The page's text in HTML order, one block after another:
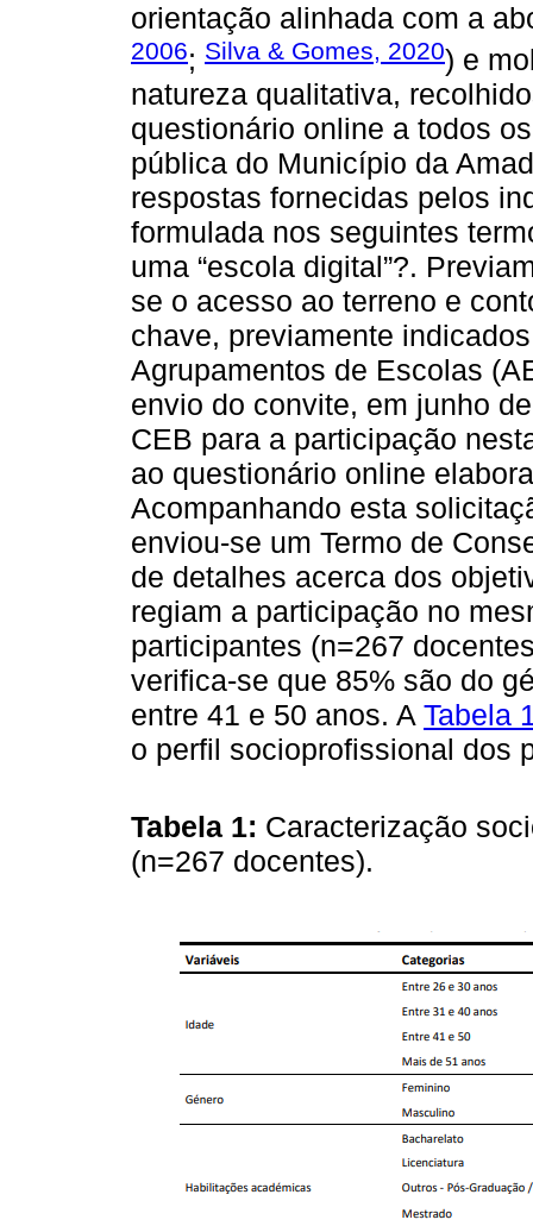
orientação alinhada com a
2006; Silva & Gomes, 2020) e
natureza qualitativa,
questionário online a todos
pública do Município da
respostas fornecidas pelos
formulada nos seguintes
uma “escola digital”?.
se o acesso ao terreno e
chave, previamente
Agrupamentos de Escolas
envio do convite, em junho
CEB para a participação
ao questionário online
Acompanhando esta
enviou-se um Termo de
de detalhes acerca dos
regiam a participação no
participantes (n=267
verifica-se que 85% são do
entre 41 e 50 anos. A Tabela
o perfil socioprofissional dos
Tabela 1: Caracterização
(n=267 docentes).